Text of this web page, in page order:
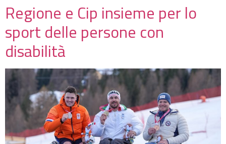
Regione e Cip insieme per lo
sport delle persone con
disabilità